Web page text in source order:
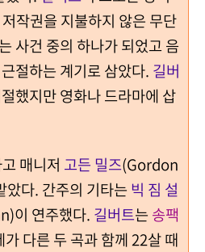
작권을 지불하지 않은 무단
사건 중의 하나가 되었고 음
절하는 계기로 삼았다. 길버
했지만 영화나 드라마에 삽
매니저 고든 밀즈(Gordon
다. 간주의 기타는 빅 짐 설
이 연주했다. 길버트는 송팩
다른 두 곡과 함께 22살 때